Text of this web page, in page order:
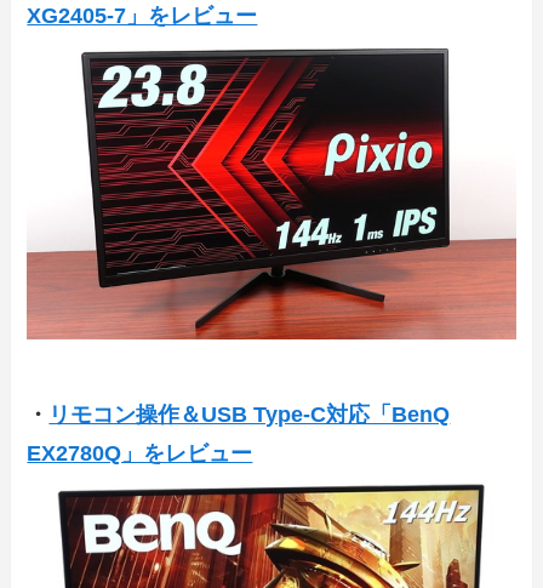
XG2405-7」をレビュー
・ リモコン操作＆USB Type-C対応「BenQ
EX2780Q」をレビュー